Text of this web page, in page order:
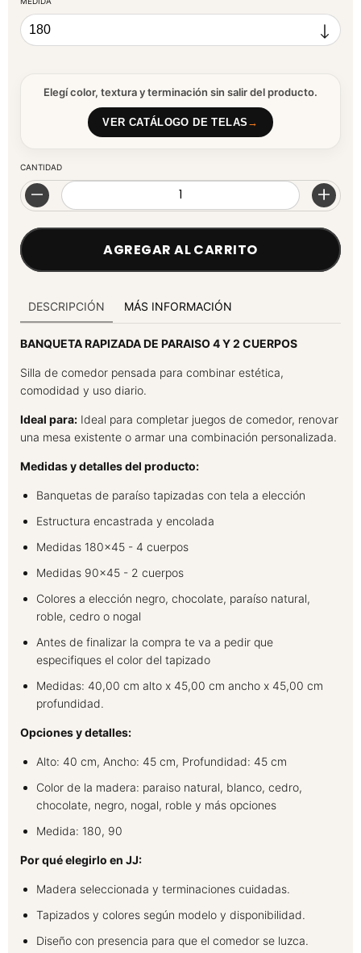
Elegí color, textura y terminación sin salir del producto.
VER CATÁLOGO DE TELAS →
CANTIDAD
DESCRIPCIÓN MÁS INFORMACIÓN
BANQUETA RAPIZADA DE PARAISO 4 Y 2 CUERPOS
Silla de comedor pensada para combinar estética,
comodidad y uso diario.
Ideal para: Ideal para completar juegos de comedor, renovar
una mesa existente o armar una combinación personalizada.
Medidas y detalles del producto:
Banquetas de paraíso tapizadas con tela a elección
Estructura encastrada y encolada
Medidas 180x45 - 4 cuerpos
Medidas 90x45 - 2 cuerpos
Colores a elección negro, chocolate, paraíso natural,
roble, cedro o nogal
Antes de finalizar la compra te va a pedir que
especifiques el color del tapizado
Medidas: 40,00 cm alto x 45,00 cm ancho x 45,00 cm
profundidad.
Opciones y detalles:
Alto: 40 cm, Ancho: 45 cm, Profundidad: 45 cm
Color de la madera: paraiso natural, blanco, cedro,
chocolate, negro, nogal, roble y más opciones
Medida: 180, 90
Por qué elegirlo en JJ:
Madera seleccionada y terminaciones cuidadas.
Tapizados y colores según modelo y disponibilidad.
Diseño con presencia para que el comedor se luzca.